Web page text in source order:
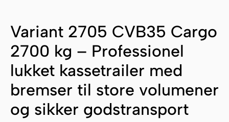
Variant 2705 CVB35 Cargo
2700 kg – Professionel
lukket kassetrailer med
bremser til store volumener
og sikker godstransport